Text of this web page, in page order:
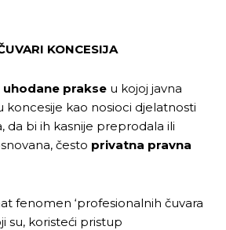
KONCESIJA
prakse u kojoj javna
koncesije kao nosioci djelatnosti
da bi ih kasnije preprodala ili
često privatna pravna
fenomen ‘profesionalnih čuvara
su, koristeći pristup